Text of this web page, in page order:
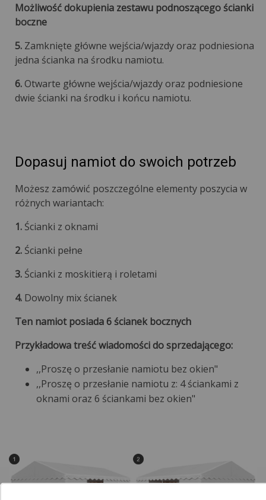
Możliwość dokupienia zestawu podnoszącego ścianki
boczne
5. Zamknięte główne wejścia/wjazdy oraz podniesiona
jedna ścianka na środku namiotu.
6.Otwarte główne wejścia/wjazdy oraz podniesione
dwie ścianki na środku i końcu namiotu.
Dopasuj namiot do swoich potrzeb
Możesz zamówić poszczególne elementy poszycia w
różnych wariantach:
1. Ścianki z oknami
2. Ścianki pełne
3. Ścianki z moskitierą i roletami
4. Dowolny mix ścianek
Ten namiot posiada 6 ścianek bocznych
Przykładowa treść wiadomości do sprzedającego:
,,Proszę o przesłanie namiotu bez okien"
,,Proszę o przesłanie namiotu z: 4 ściankami z
oknami oraz 6 ściankami bez okien"